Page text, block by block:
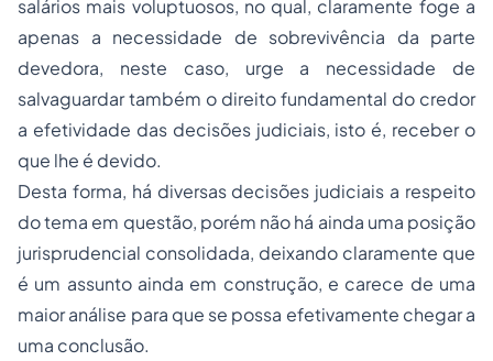
salários mais voluptuosos, no qual, claramente foge a
apenas a necessidade de sobrevivência da parte
devedora, neste caso, urge a necessidade de
salvaguardar também o direito fundamental do credor
a efetividade das decisões judiciais, isto é, receber o
que lhe é devido.
Desta forma, há diversas decisões judiciais a respeito
do tema em questão, porém não há ainda uma posição
jurisprudencial consolidada, deixando claramente que
é um assunto ainda em construção, e carece de uma
maior análise para que se possa efetivamente chegar a
uma conclusão.